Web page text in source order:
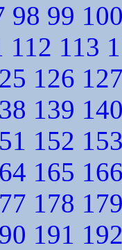
98 99
112 113
126
139
152
165
178
191